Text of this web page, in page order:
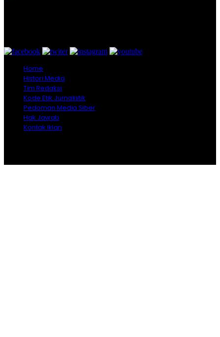
Home
Histori Media
Tim Redaksi
Kode Etik Jurnalistik
Pedoman Media Siber
Hak Jawab
Kontak Iklan